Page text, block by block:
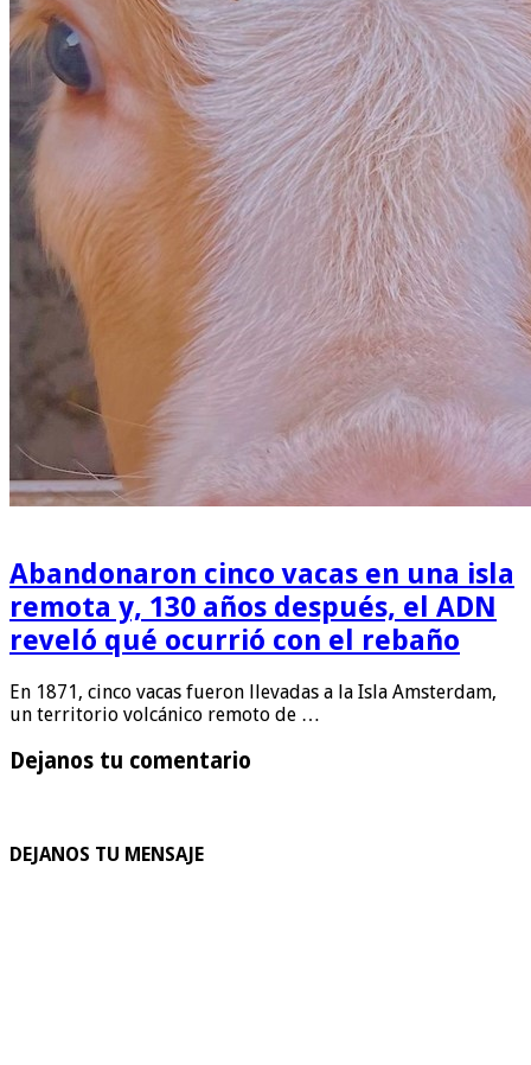
Abandonaron cinco vacas en una isla
remota y, 130 años después, el ADN
reveló qué ocurrió con el rebaño
En 1871, cinco vacas fueron llevadas a la Isla Amsterdam,
un territorio volcánico remoto de …
Dejanos tu comentario
DEJANOS TU MENSAJE